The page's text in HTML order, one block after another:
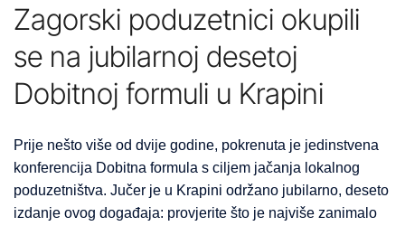
Zagorski poduzetnici okupili
se na jubilarnoj desetoj
Dobitnoj formuli u Krapini
Prije nešto više od dvije godine, pokrenuta je jedinstvena
konferencija Dobitna formula s ciljem jačanja lokalnog
poduzetništva. Jučer je u Krapini održano jubilarno, deseto
izdanje ovog događaja: provjerite što je najviše zanimalo